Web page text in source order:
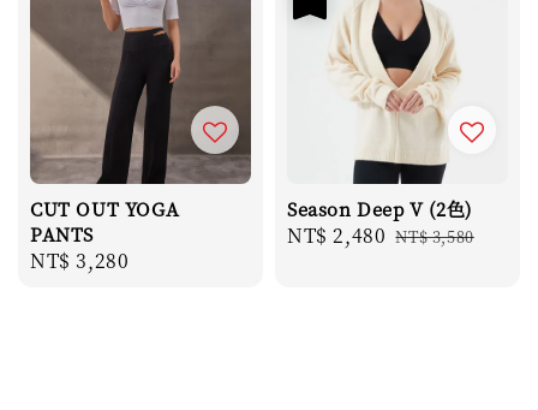
CUT OUT YOGA
PANTS
Regular
NT$ 3,280
Season Deep V (2色)
Sale
NT$ 2,480 Regular
NT$ 3,580